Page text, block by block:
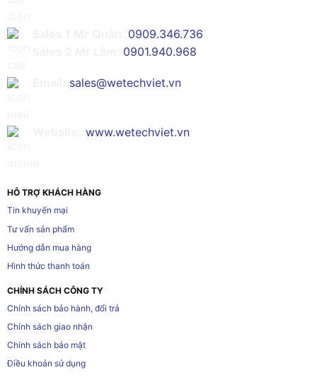
0909.346.736
0901.940.968
sales@wetechviet.vn
www.wetechviet.vn
HỖ TRỢ KHÁCH HÀNG
Tin khuyến mại
Tư vấn sản phẩm
Hướng dẫn mua hàng
Hình thức thanh toán
CHÍNH SÁCH CÔNG TY
Chính sách bảo hành, đổi trả
Chính sách giao nhận
Chính sách bảo mật
Điều khoản sử dụng